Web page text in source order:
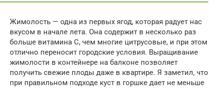
Жимолость — одна из первых ягод, которая радует нас
вкусом в начале лета. Она содержит в несколько раз
больше витамина С, чем многие цитрусовые, и при этом
отлично переносит городские условия. Выращивание
жимолости в контейнере на балконе позволяет
получить свежие плоды даже в квартире. Я заметил, что
при правильном подходе куст в горшке дает не меньше